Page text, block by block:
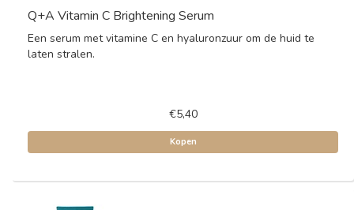
Q+A Vitamin C Brightening Serum
Een serum met vitamine C en hyaluronzuur om de huid te
laten stralen.
€5,40
Kopen